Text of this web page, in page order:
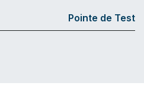
Pointe de Test